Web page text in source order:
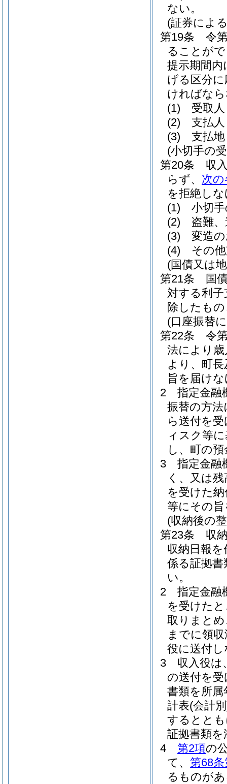
ない。
(証券によ
第19条
令
ることが
提示期間
げる区分
ければな
(1)
受取
(2)
支払
(3)
支払
(小切手の
第20条
収
らず、 次
を拒絶し
(1)
小切
(2)
盗難
(3)
変造
(4)
その
(国債又は
第21条
国
対する利
除したも
(口座振替
第22条
令
法により
より、町
旨を届け
2
指定金融
振替の方
ら送付を
ィスク等
し、町の
3
指定金融
く、又は
を受けた
等にその
(収納後の
第23条
収
収納日報
係る証拠
い。
2
指定金融
を受けた
取りまと
までに領
役に送付
3
収入役は
の送付を
書類を所属
計表(会計
するとと
証拠書類
4
第2項の
て、 第68
るものが